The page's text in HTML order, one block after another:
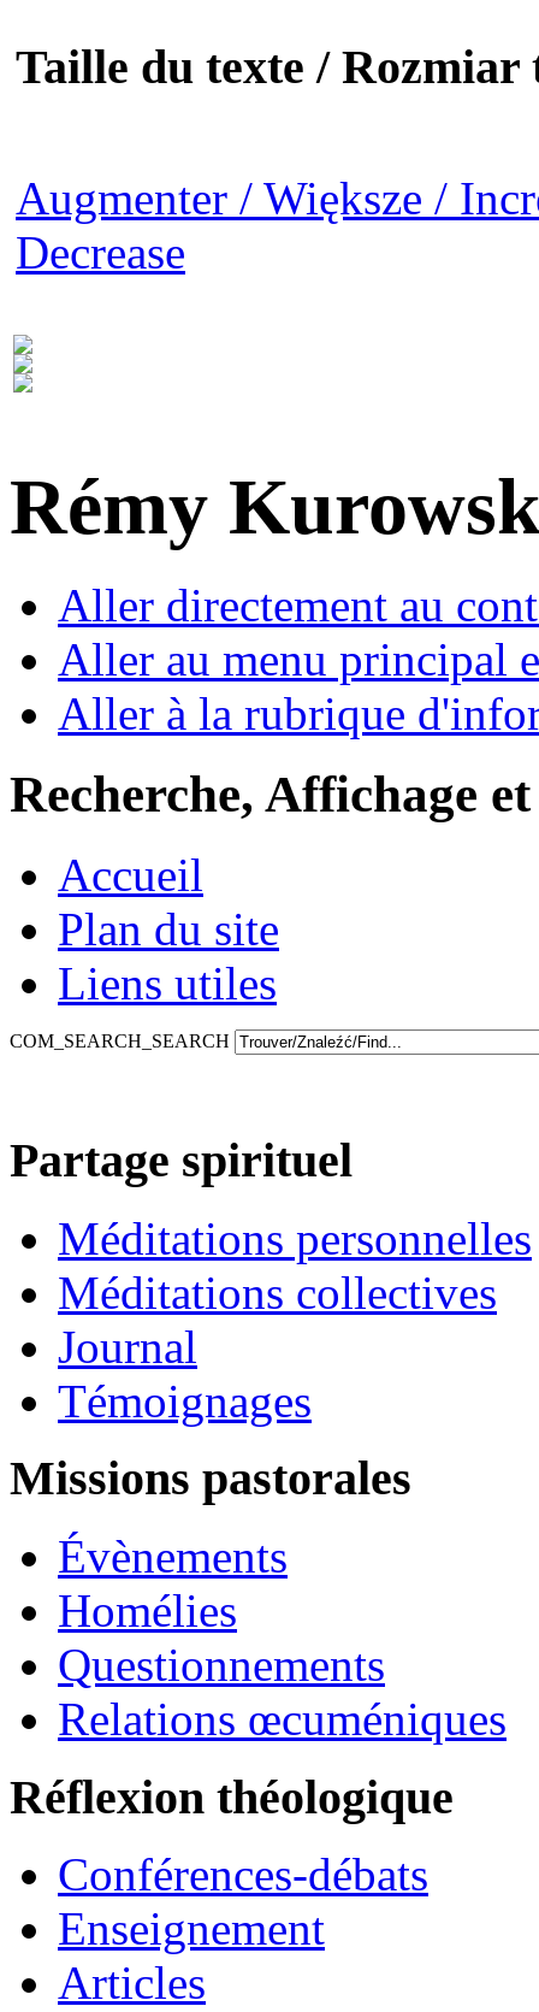
Taille du texte / Rozmiar
Augmenter / Większe /
Decrease
Rémy
Aller directement au
Aller au menu principal
Aller à la rubrique
Recherche, Affichage
Accueil
Plan du site
Liens utiles
COM_SEARCH_SEARCH
Partage spirituel
Méditations personnelles
Méditations collectives
Journal
Témoignages
Missions pastorales
Évènements
Homélies
Questionnements
Relations œcuméniques
Réflexion théologique
Conférences-débats
Enseignement
Articles